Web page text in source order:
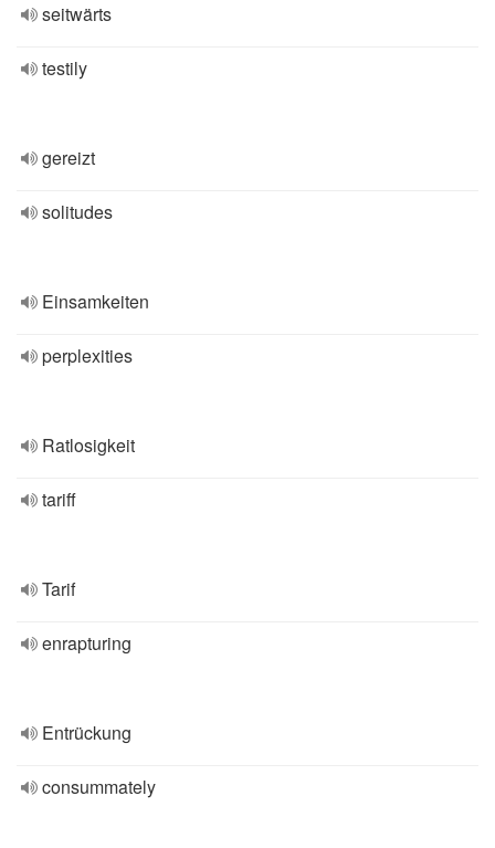
seitwärts
testily
gereizt
solitudes
Einsamkeiten
perplexities
Ratlosigkeit
tariff
Tarif
enrapturing
Entrückung
consummately